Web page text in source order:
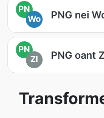
PN
Wo
PNG nei
PN
ZI
PNG oant